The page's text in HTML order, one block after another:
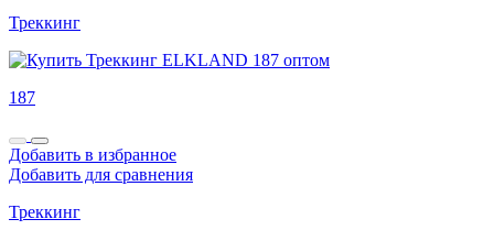
Треккинг
187
Добавить в избранное
Добавить для сравнения
Треккинг